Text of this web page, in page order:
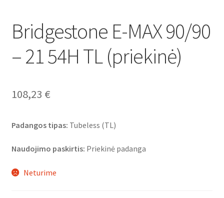
Bridgestone E-MAX 90/90
– 21 54H TL (priekinė)
108,23 €
Padangos tipas: Tubeless (TL)
Naudojimo paskirtis: Priekinė padanga
Neturime